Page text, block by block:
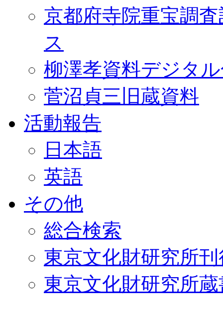
京都府寺院重宝調
ス
柳澤孝資料デジタ
菅沼貞三旧蔵資料
活動報告
日本語
英語
その他
総合検索
東京文化財研究所
東京文化財研究所